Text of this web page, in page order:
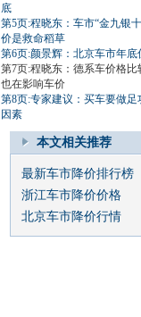
底
第5页:程晓东：车市“金九银
价是救命稻草
第6页:颜景辉：北京车市年
第7页:程晓东：德系车价格
也在影响车价
第8页:专家建议：买车要做
因素
本文相关推荐
最新车市降价排行榜
浙江车市降价价格
北京车市降价行情